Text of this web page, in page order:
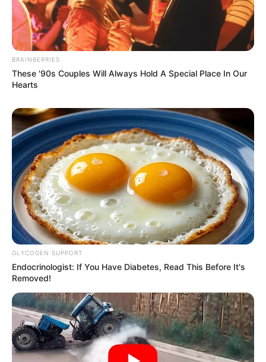
BRAINBERRIES
These '90s Couples Will Always Hold A Special Place In Our
Hearts
GLYCOGEN SUPPORT
Endocrinologist: If You Have Diabetes, Read This Before It's
Removed!